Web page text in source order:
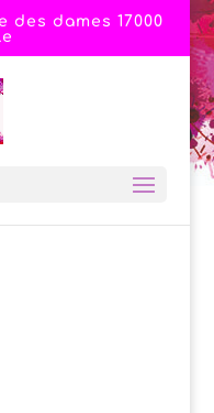
des dames 17000